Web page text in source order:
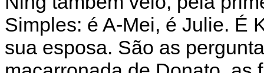
Simples: é A-Mei, é Julie. É
sua esposa. São as